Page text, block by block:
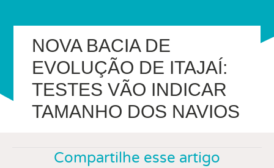
NOVA BACIA DE
EVOLUÇÃO DE ITAJAÍ:
TESTES VÃO INDICAR
TAMANHO DOS NAVIOS
Compartilhe esse artigo